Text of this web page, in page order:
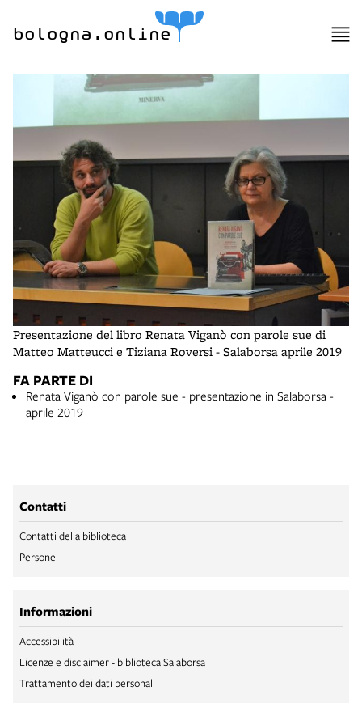
bologna.online
Presentazione del libro Renata Viganò con parole sue di
Matteo Matteucci e Tiziana Roversi - Salaborsa aprile 2019
FA PARTE DI
Renata Viganò con parole sue - presentazione in Salaborsa -
aprile 2019
Contatti
Contatti della biblioteca
Persone
Informazioni
Accessibilità
Licenze e disclaimer - biblioteca Salaborsa
Trattamento dei dati personali